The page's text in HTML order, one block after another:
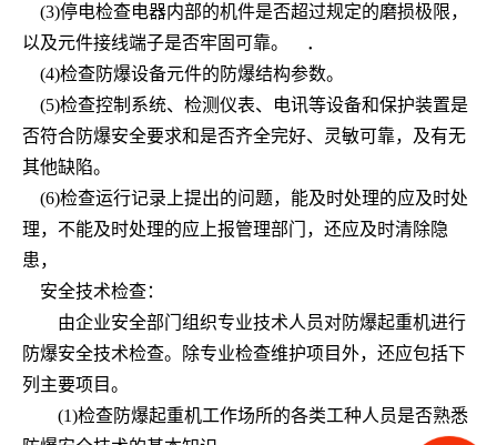
(3)停电检查电器内部的机件是否超过规定的磨损极限，
以及元件接线端子是否牢固可靠。 ．
(4)检查防爆设备元件的防爆结构参数。
(5)检查控制系统、检测仪表、电讯等设备和保护装置是
否符合防爆安全要求和是否齐全完好、灵敏可靠，及有无
其他缺陷。
(6)检查运行记录上提出的问题，能及时处理的应及时处
理，不能及时处理的应上报管理部门，还应及时清除隐
患，
安全技术检查：
由企业安全部门组织专业技术人员对防爆起重机进行
防爆安全技术检查。除专业检查维护项目外，还应包括下
列主要项目。
(1)检查防爆起重机工作场所的各类工种人员是否熟悉